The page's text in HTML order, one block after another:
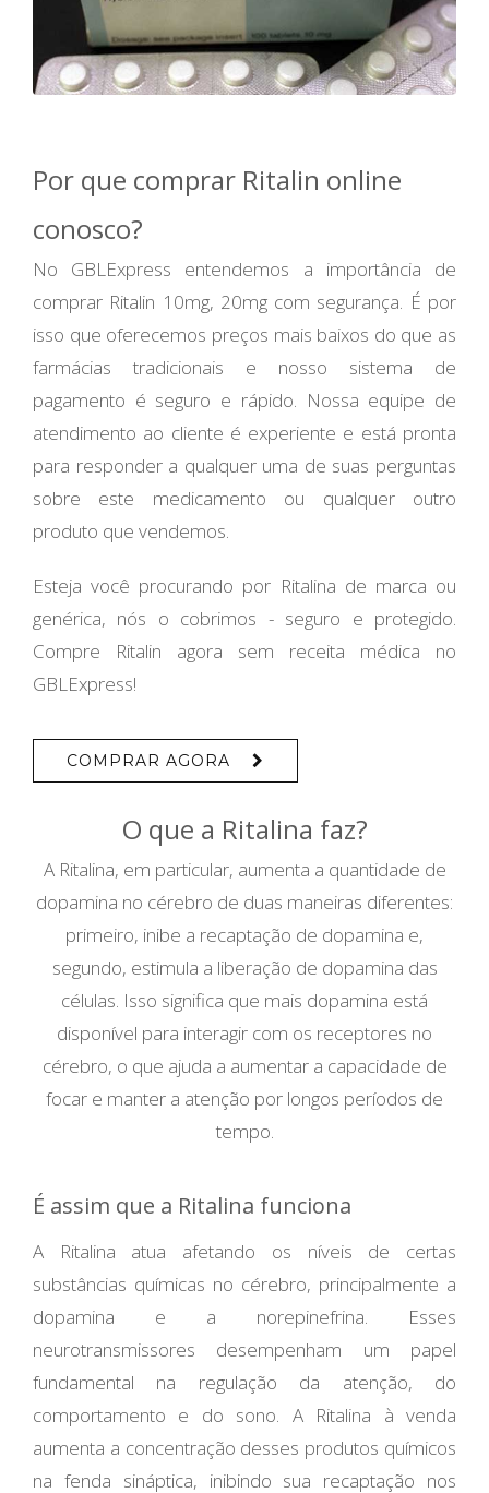
Por que comprar Ritalin online
conosco?
No GBLExpress entendemos a importância de
comprar Ritalin 10mg, 20mg com segurança. É por
isso que oferecemos preços mais baixos do que as
farmácias tradicionais e nosso sistema de
pagamento é seguro e rápido. Nossa equipe de
atendimento ao cliente é experiente e está pronta
para responder a qualquer uma de suas perguntas
sobre este medicamento ou qualquer outro
produto que vendemos.
Esteja você procurando por Ritalina de marca ou
genérica, nós o cobrimos - seguro e protegido.
Compre Ritalin agora sem receita médica no
GBLExpress!
COMPRAR AGORA
O que a Ritalina faz?
A Ritalina, em particular, aumenta a quantidade de
dopamina no cérebro de duas maneiras diferentes:
primeiro, inibe a recaptação de dopamina e,
segundo, estimula a liberação de dopamina das
células. Isso significa que mais dopamina está
disponível para interagir com os receptores no
cérebro, o que ajuda a aumentar a capacidade de
focar e manter a atenção por longos períodos de
tempo.
É assim que a Ritalina funciona
A Ritalina atua afetando os níveis de certas
substâncias químicas no cérebro, principalmente a
dopamina e a norepinefrina. Esses
neurotransmissores desempenham um papel
fundamental na regulação da atenção, do
comportamento e do sono. A Ritalina à venda
aumenta a concentração desses produtos químicos
na fenda sináptica, inibindo sua recaptação nos